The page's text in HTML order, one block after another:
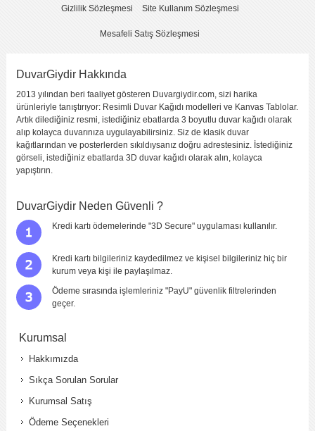
Yorumu Gönder
Gizlilik Sözleşmesi Site Kullanım Sözleşmesi
Mesafeli Satış Sözleşmesi
DuvarGiydir Hakkında
2013 yılından beri faaliyet gösteren Duvargiydir.com, sizi harika
ürünleriyle tanıştırıyor: Resimli Duvar Kağıdı modelleri ve Kanvas Tablolar.
Artık dilediğiniz resmi, istediğiniz ebatlarda 3 boyutlu duvar kağıdı olarak
alıp kolayca duvarınıza uygulayabilirsiniz. Siz de klasik duvar
kağıtlarından ve posterlerden sıkıldıysanız doğru adrestesiniz. İstediğiniz
görseli, istediğiniz ebatlarda 3D duvar kağıdı olarak alın, kolayca
yapıştırın.
DuvarGiydir Neden Güvenli ?
Kredi kartı ödemelerinde "3D Secure" uygulaması kullanılır.
Kredi kartı bilgileriniz kaydedilmez ve kişisel bilgileriniz hiç bir
kurum veya kişi ile paylaşılmaz.
Ödeme sırasında işlemleriniz "PayU" güvenlik filtrelerinden
geçer.
Kurumsal
Hakkımızda
Sıkça Sorulan Sorular
Kurumsal Satış
Ödeme Seçenekleri